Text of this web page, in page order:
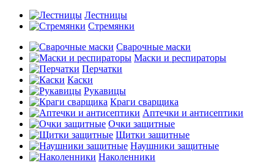
Лестницы
Стремянки
Сварочные маски
Маски и респираторы
Перчатки
Каски
Рукавицы
Краги сварщика
Аптечки и антисептики
Очки защитные
Щитки защитные
Наушники защитные
Наколенники